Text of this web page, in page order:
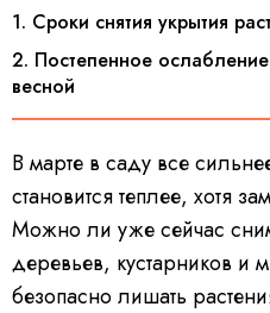
1. Сроки снятия укрытия
2. Постепенное
весной
В марте в саду все
становится теплее, хотя
Можно ли уже сейчас
деревьев, кустарников и
безопасно лишать